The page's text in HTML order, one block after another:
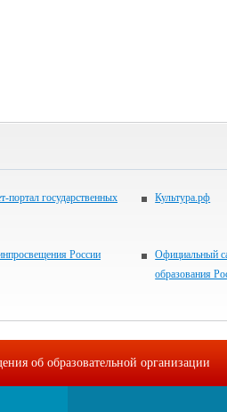
портал государственных
Культура.рф
России
Официальный
образования
об образовательной организации